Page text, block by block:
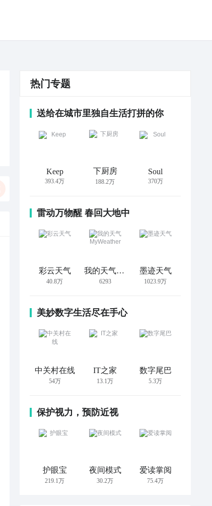
热门专题
送给在城市里独自生活打拼的你
Keep
393.4万
下厨房
188.2万
Soul
370万
雷动万物醒 春回大地中
彩云天气
40.8万
我的天气 MyWeather
6293
墨迹天气
1023.9万
美妙数字生活尽在手心
中关村在线
54万
IT之家
13.1万
数字尾巴
5.3万
保护视力，预防近视
护眼宝
219.1万
夜间模式
30.2万
爱读掌阅
75.4万